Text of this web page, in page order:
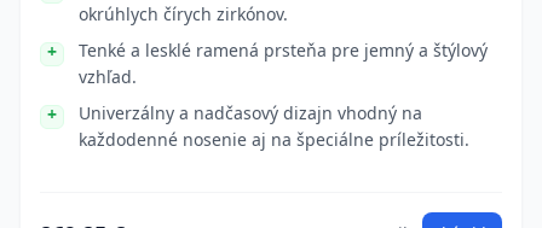
okrúhlych čírych zirkónov.
Tenké a lesklé ramená prsteňa pre jemný a štýlový
vzhľad.
Univerzálny a nadčasový dizajn vhodný na
každodenné nosenie aj na špeciálne príležitosti.